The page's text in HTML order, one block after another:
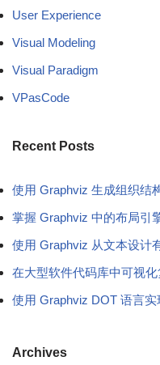
User Experience
Visual Modeling
Visual Paradigm
VPasCode
Recent Posts
使用 Graphviz 生成组织结
掌握 Graphviz 中的布局引
使用 Graphviz 从文本设计
在大型软件代码库中可视
使用 Graphviz DOT 语言
Archives